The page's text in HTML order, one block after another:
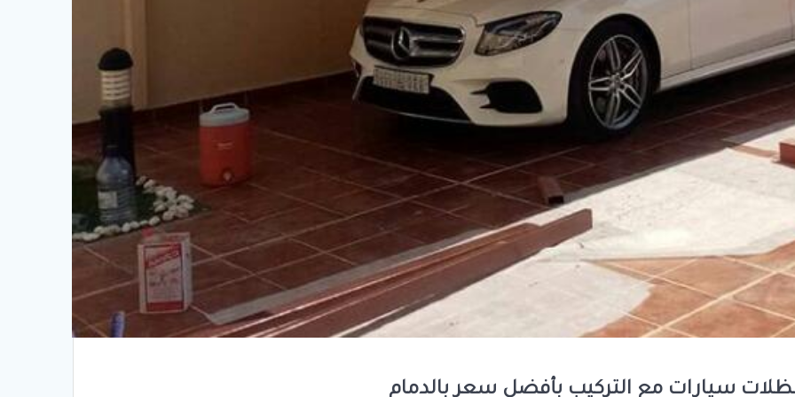
سيارات مع التركيب بأفضل سعر بالدمام